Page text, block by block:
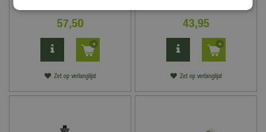
57,50
Zet op verlanglijst
43,95
Zet op verlanglijst